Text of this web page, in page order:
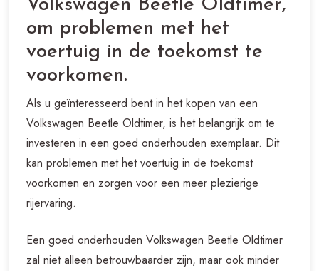
Volkswagen Beetle Oldtimer,
om problemen met het
voertuig in de toekomst te
voorkomen.
Als u geïnteresseerd bent in het kopen van een
Volkswagen Beetle Oldtimer, is het belangrijk om te
investeren in een goed onderhouden exemplaar. Dit
kan problemen met het voertuig in de toekomst
voorkomen en zorgen voor een meer plezierige
rijervaring.
Een goed onderhouden Volkswagen Beetle Oldtimer
zal niet alleen betrouwbaarder zijn, maar ook minder